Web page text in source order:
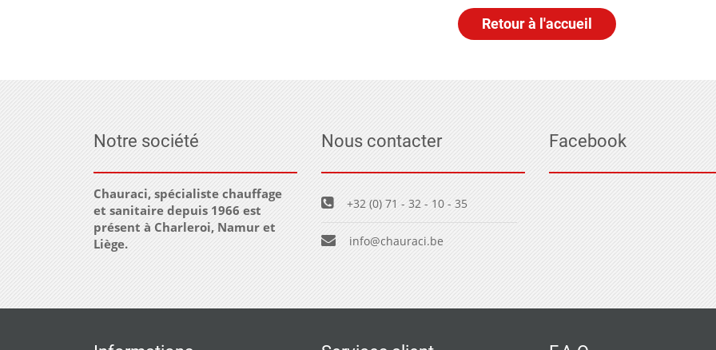
Retour à l'accueil
Notre société
Chauraci, spécialiste chauffage
et sanitaire depuis 1966 est
présent à Charleroi, Namur et
Liège.
Nous contacter
+32 (0) 71 - 32 - 10 - 35
info@chauraci.be
Facebook